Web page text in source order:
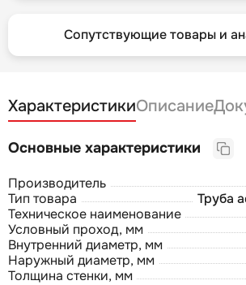
Сопутствующие товары и
ХарактеристикиОписание
Основные характеристики
Производитель
Тип товара
Труба
Техническое наименование
Условный проход, мм
Внутренний диаметр, мм
Наружный диаметр, мм
Толщина стенки, мм